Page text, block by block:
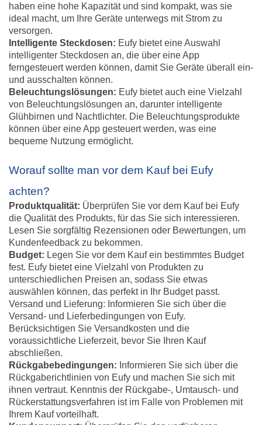
haben eine hohe Kapazität und sind kompakt, was sie
ideal macht, um Ihre Geräte unterwegs mit Strom zu
versorgen.
Intelligente Steckdosen: Eufy bietet eine Auswahl
intelligenter Steckdosen an, die über eine App
ferngesteuert werden können, damit Sie Geräte überall ein-
und ausschalten können.
Beleuchtungslösungen: Eufy bietet auch eine Vielzahl
von Beleuchtungslösungen an, darunter intelligente
Glühbirnen und Nachtlichter. Die Beleuchtungsprodukte
können über eine App gesteuert werden, was eine
bequeme Nutzung ermöglicht.
Worauf sollte man vor dem Kauf bei Eufy
achten?
Produktqualität: Überprüfen Sie vor dem Kauf bei Eufy
die Qualität des Produkts, für das Sie sich interessieren.
Lesen Sie sorgfältig Rezensionen oder Bewertungen, um
Kundenfeedback zu bekommen.
Budget: Legen Sie vor dem Kauf ein bestimmtes Budget
fest. Eufy bietet eine Vielzahl von Produkten zu
unterschiedlichen Preisen an, sodass Sie etwas
auswählen können, das perfekt in Ihr Budget passt.
Versand und Lieferung: Informieren Sie sich über die
Versand- und Lieferbedingungen von Eufy.
Berücksichtigen Sie Versandkosten und die
voraussichtliche Lieferzeit, bevor Sie Ihren Kauf
abschließen.
Rückgabebedingungen: Informieren Sie sich über die
Rückgaberichtlinien von Eufy und machen Sie sich mit
ihnen vertraut. Kenntnis der Rückgabe-, Umtausch- und
Rückerstattungsverfahren ist im Falle von Problemen mit
Ihrem Kauf vorteilhaft.